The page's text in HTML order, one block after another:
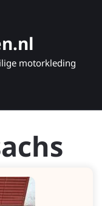
motorkleding